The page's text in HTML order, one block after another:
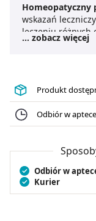
Homeopatyczny
wskazań
leczeniu różnych
zastosowanie do
... zobacz więcej
Produkt
Odbiór w aptece
Odbiór w
Kurier